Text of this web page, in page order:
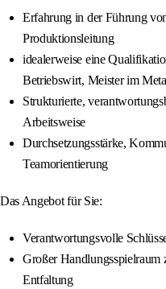
Erfahrung in der Führung
Produktionsleitung
idealerweise eine
Betriebswirt, Meister im
Strukturierte,
Arbeitsweise
Durchsetzungsstärke,
Teamorientierung
Das Angebot für Sie:
Verantwortungsvolle
Großer Handlungsspielraum
Entfaltung